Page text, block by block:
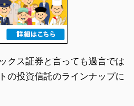
クス証券と言っても過言では
の投資信託のラインナップに